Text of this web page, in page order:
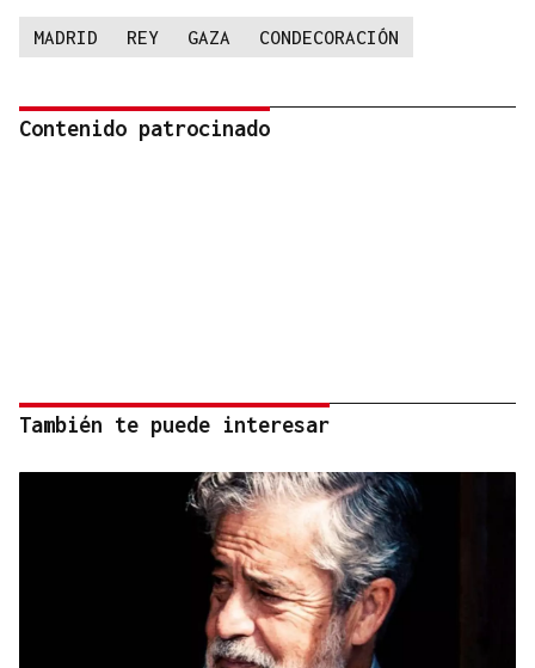
MADRID REY GAZA CONDECORACIÓN
Contenido patrocinado
También te puede interesar